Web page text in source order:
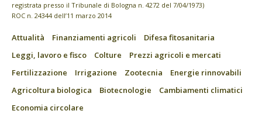
registrata presso il Tribunale di Bologna n. 4272 del 7/04/1973)
ROC n. 24344 dell’11 marzo 2014
Attualità Finanziamenti agricoli
Difesa fitosanitaria
Leggi, lavoro e fisco
Colture
Prezzi agricoli e mercati
Fertilizzazione
Irrigazione Zootecnia
Energie rinnovabili
Agricoltura biologica
Biotecnologie
Cambiamenti climatici
Economia circolare